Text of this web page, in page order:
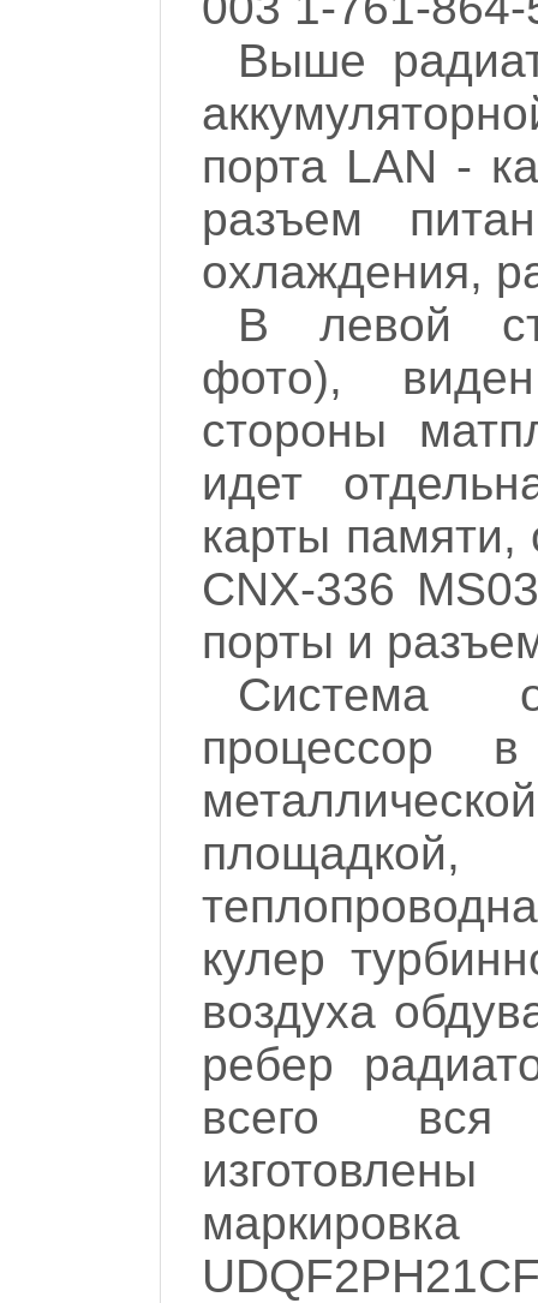
Выше
порта LAN -
разъем
охлаждения,
В левой
фото),
стороны
идет
карты памяти,
CNX-336
порты и
Система
процессор
кулер
воздуха
ребер
всего вся